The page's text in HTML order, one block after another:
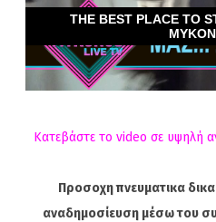
Κατεβάστε το video σε υψηλή
Προσοχη πνευματικα
αναδημοσίευση μέσω του